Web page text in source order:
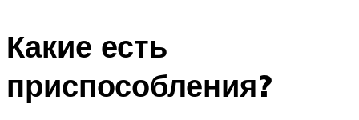
Какие есть
приспособления?